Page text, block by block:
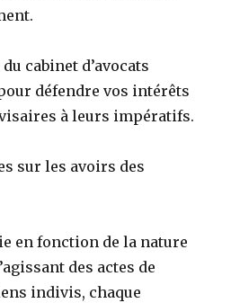
cabinet d’avocats
défendre vos intérêts
à leurs impératifs.
sur les avoirs des
en fonction de la nature
des actes de
indivis, chaque